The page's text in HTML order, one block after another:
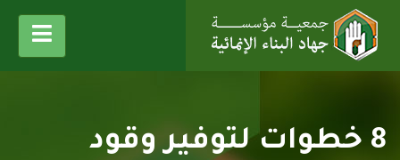
8 خطوات لتوفير وقود